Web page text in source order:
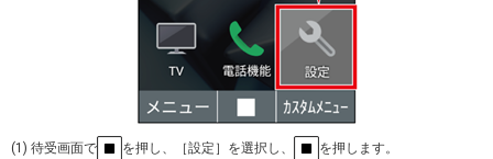
(1) 待受画面で を押し、［設定］を選択し、 を押します。